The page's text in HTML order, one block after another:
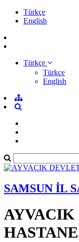
Türkçe
English
Türkçe
Türkçe
English
SAMSUN İL
AYVACIK